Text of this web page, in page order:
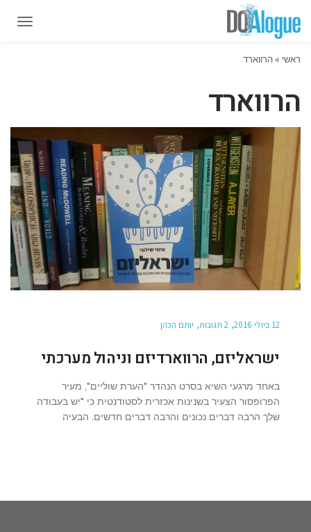
ראשי »הרווארד
הרווארד
12 ביולי 2016 2 תגובות יותם הכהן
ישראליזם, הרווארדיזם וניהול מערכתי
באחד מרגעי השיא בסרט הנהדר "הערת שוליים", מעיר
הפרופסור הצעיר בשנינות אכזרית לסטודנטית כי "יש בעבודה
שלך הרבה דברים נכונים והרבה דברים חדשים. הבעיה